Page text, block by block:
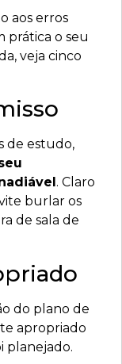
aos erros
prática o seu
veja cinco
de estudo,
. Claro
burlar os
de sala de
do plano de
apropriado
planejado.